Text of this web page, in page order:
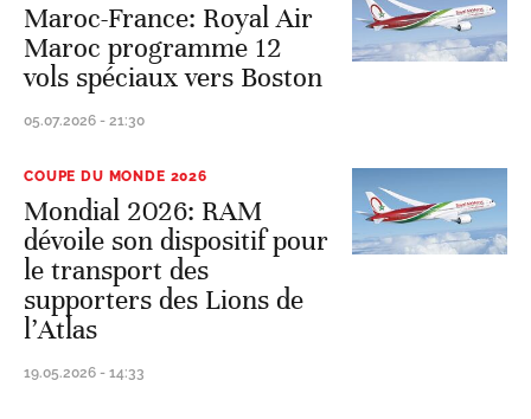
Maroc-France: Royal Air
Maroc programme 12
vols spéciaux vers Boston
05.07.2026 - 21:30
COUPE DU MONDE 2026
Mondial 2026: RAM
dévoile son dispositif pour
le transport des
supporters des Lions de
l’Atlas
19.05.2026 - 14:33